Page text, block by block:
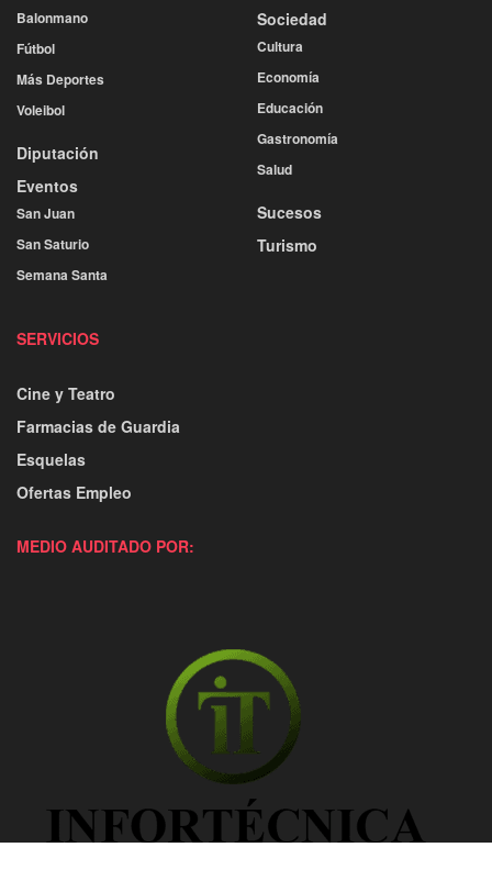
Balonmano
Fútbol
Más Deportes
Voleibol
Diputación
Eventos
San Juan
San Saturio
Semana Santa
Sociedad
Cultura
Economía
Educación
Gastronomía
Salud
Sucesos
Turismo
SERVICIOS
Cine y Teatro
Farmacias de Guardia
Esquelas
Ofertas Empleo
MEDIO AUDITADO POR: